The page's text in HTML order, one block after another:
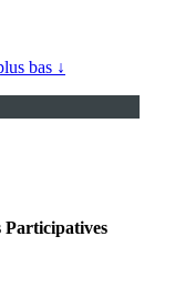
bas ↓
Participatives